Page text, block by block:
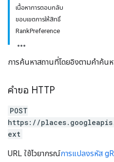
เนื้อหาการตอบกลับ
ขอบเขตการให้สิทธิ์
RankPreference
การค้นหาสถานที่โดยอิงตามคำค้น
คำขอ HTTP
POST
https://
ext
URL ใช้ไวยากรณ์การแปลงรหัส